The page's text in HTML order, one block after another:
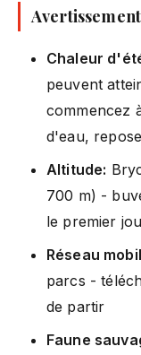
Chaleur
peuvent
commencez
d'eau,
Altitude:
700 m) -
le premier
Réseau
parcs -
de partir
Faune